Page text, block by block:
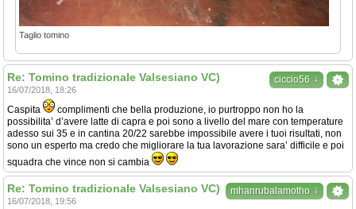
Taglio tomino
ciccio56 ↓
Re: Tomino tradizionale Valsesiano VC)
16/07/2018, 18:26
Caspita
complimenti che bella produzione, io purtroppo non ho la
possibilita’ d’avere latte di capra e poi sono a livello del mare con temperature
adesso sui 35 e in cantina 20/22 sarebbe impossibile avere i tuoi risultati, non
sono un esperto ma credo che migliorare la tua lavorazione sara’ difficile e poi
squadra che vince non si cambia
mhanrubalamotho ↓
Re: Tomino tradizionale Valsesiano VC)
16/07/2018, 19:56